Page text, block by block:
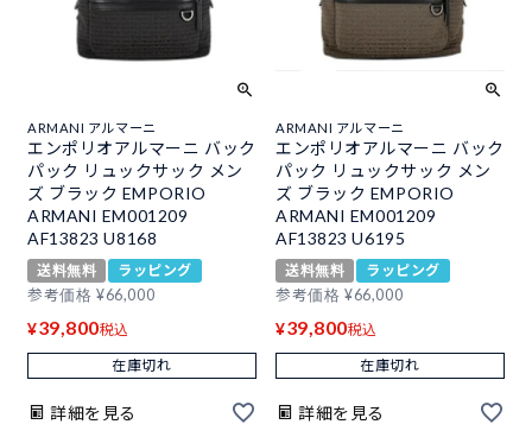
ARMANI アルマーニ
エンポリオアルマーニ バック
パック リュックサック メン
ズ ブラック EMPORIO
ARMANI EM001209
AF13823 U8168
送料無料
ラッピング
参考価格 ¥66,000
¥39,800税込
在庫切れ
詳細を見る
ARMANI アルマーニ
エンポリオアルマーニ バック
パック リュックサック メン
ズ ブラック EMPORIO
ARMANI EM001209
AF13823 U6195
送料無料
ラッピング
参考価格 ¥66,000
¥39,800税込
在庫切れ
詳細を見る